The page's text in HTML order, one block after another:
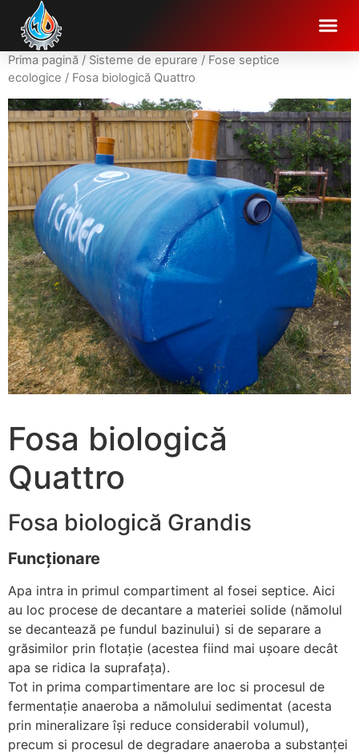
Prima pagină / Sisteme de epurare / Fose septice
ecologice / Fosa biologică Quattro
Fosa biologică
Quattro
Fosa biologică Grandis
Funcționare
Apa intra in primul compartiment al fosei septice. Aici
au loc procese de decantare a materiei solide (nămolul
se decantează pe fundul bazinului) si de separare a
grăsimilor prin flotație (acestea fiind mai ușoare decât
apa se ridica la suprafața).
Tot in prima compartimentare are loc si procesul de
fermentație anaeroba a nămolului sedimentat (acesta
prin mineralizare își reduce considerabil volumul),
precum si procesul de degradare anaeroba a substanței